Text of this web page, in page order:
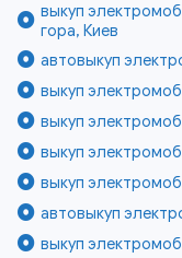
выкуп
гора, Киев
автовыкуп
выкуп
выкуп
выкуп
выкуп
автовыкуп
выкуп